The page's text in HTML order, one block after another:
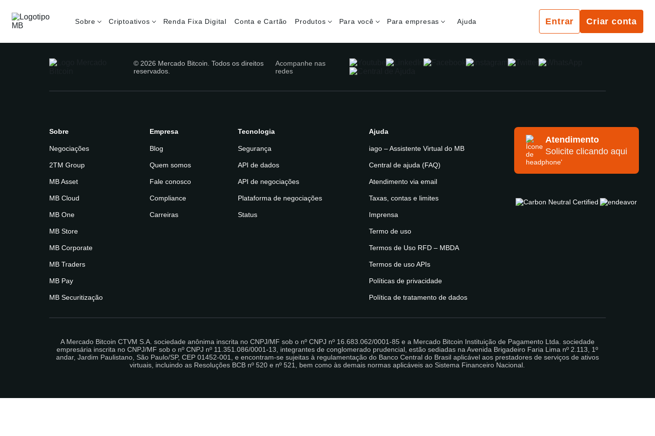
Sobre Criptoativos Renda Fixa Digital Conta e Cartão Produtos Para você Para empresas Ajuda Entrar Criar conta
© 2026 Mercado Bitcoin.Todos os direitos
reservados.
Acompanhe nas
redes
Sobre
Negociações
2TM Group
MB Asset
MB Cloud
MB One
MB Store
MB Corporate
MB Traders
MB Pay
MB Securitização
Empresa
Blog
Quem somos
Fale conosco
Compliance
Carreiras
Tecnologia
Segurança
API de dados
API de negociações
Plataforma de negociações
Status
Ajuda
iago – Assistente Virtual do MB
Central de ajuda (FAQ)
Atendimento via email
Taxas, contas e limites
Imprensa
Termo de uso
Termos de Uso RFD – MBDA
Termos de uso APIs
Políticas de privacidade
Política de tratamento de dados
Atendimento
Solicite clicando aqui
A Mercado Bitcoin CTVM S.A. sociedade anônima inscrita no CNPJ/MF sob o nº CNPJ nº 16.683.062/0001-85 e a Mercado Bitcoin Instituição de Pagamento Ltda. sociedade
empresária inscrita no CNPJ/MF sob o nº CNPJ nº 11.351.086/0001-13, integrantes de conglomerado prudencial, estão sediadas na Avenida Brigadeiro Faria Lima nº 2.113, 1º
andar, Jardim Paulistano, São Paulo/SP, CEP 01452-001, e encontram-se sujeitas à regulamentação do Banco Central do Brasil aplicável aos prestadores de serviços de ativos
virtuais, incluindo as Resoluções BCB nº 520 e nº 521, bem como às demais normas aplicáveis ao Sistema Financeiro Nacional.